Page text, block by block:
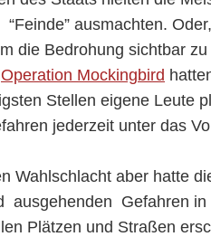
“Feinde” ausmachten.
die Bedrohung sichtbar
Operation Mockingbird
Stellen eigene Leute
jederzeit unter das
Wahlschlacht aber hatte
ausgehenden Gefahren
Plätzen und Straßen